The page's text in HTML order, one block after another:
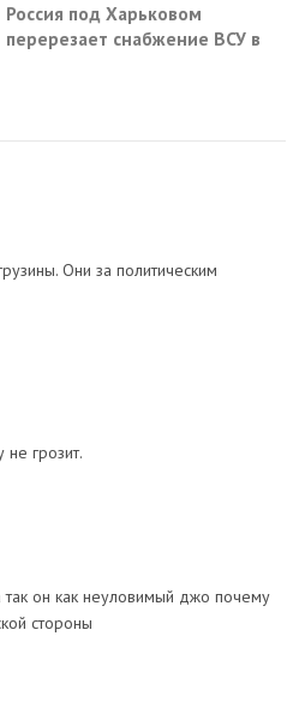
Россия под Харьковом
перерезает снабжение ВСУ в
Они за политическим
грозит.
так он как неуловимый джо почему
стороны